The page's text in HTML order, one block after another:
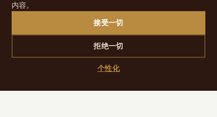
内容。
接受一切
拒绝一切
个性化